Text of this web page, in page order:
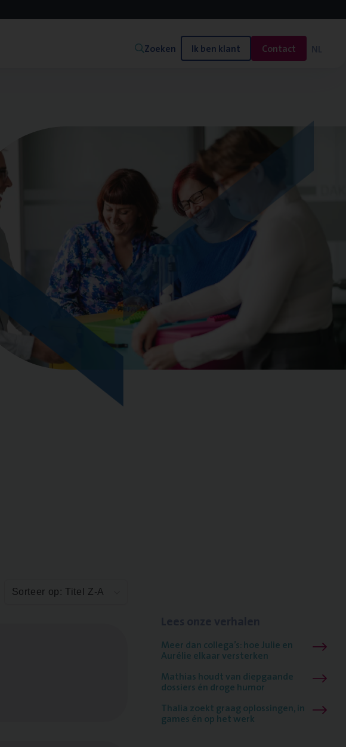
Zoeken Ik ben klant Contact NL
Sorteer op: Titel Z-A
Meer dan collega’s: hoe Julie en
Aurélie elkaar versterken
Mathias houdt van diepgaande
dossiers én droge humor
Thalia zoekt graag oplossingen, in
games én op het werk